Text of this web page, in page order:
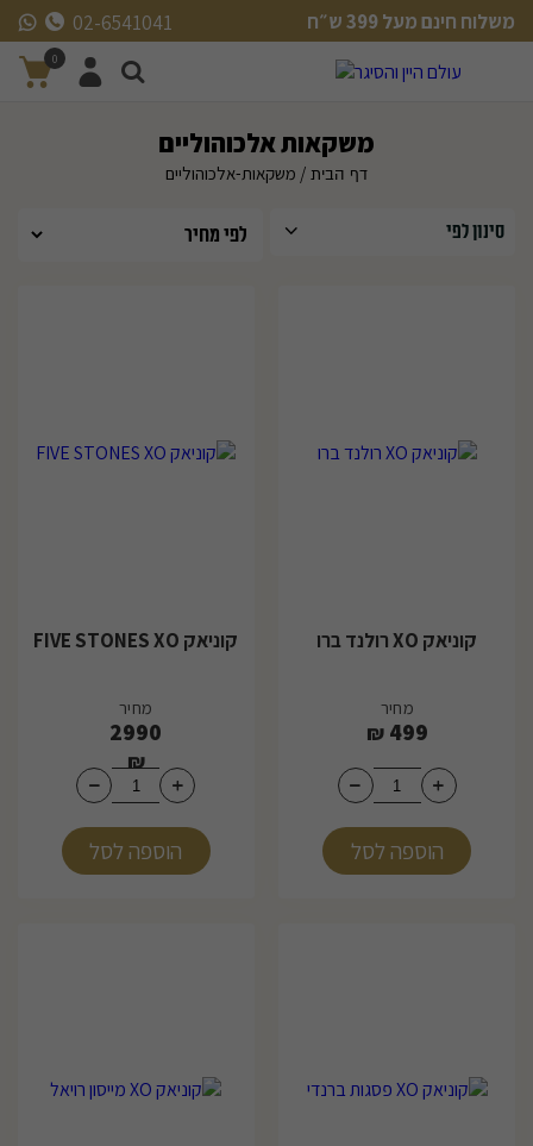
משלוח חינם מעל 399 ש״ח
משלוח חינם מעל 399 ש״ח
02-6541041
0
משקאות אלכוהוליים
דף הבית / משקאות-אלכוהוליים
סינון לפי
קוניאק XO רולנד ברו
מחיר
499
₪
הוספה לסל
קוניאק FIVE STONES XO
מחיר
2990
₪
הוספה לסל